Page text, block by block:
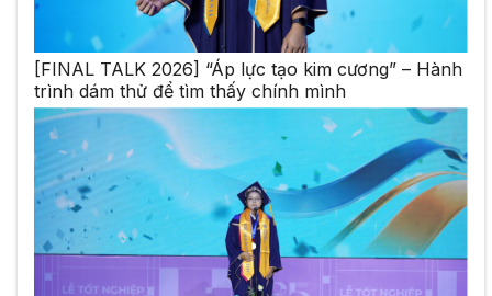
[FINAL TALK 2026] “Áp lực tạo kim cương” – Hành
trình dám thử để tìm thấy chính mình